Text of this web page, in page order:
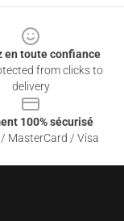
en toute confiance
from clicks to
delivery
100% sécurisé
MasterCard / Visa